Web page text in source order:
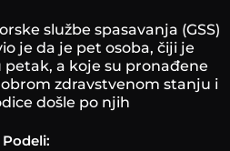
službe spasavanja (GSS)
je da je pet osoba, čiji je
a koje su pronađene
zdravstvenom stanju i
došle po njih
Podeli: